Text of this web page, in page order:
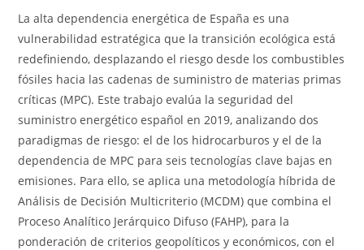
La alta dependencia energética de España es una
vulnerabilidad estratégica que la transición ecológica está
redefiniendo, desplazando el riesgo desde los combustibles
fósiles hacia las cadenas de suministro de materias primas
críticas (MPC). Este trabajo evalúa la seguridad del
suministro energético español en 2019, analizando dos
paradigmas de riesgo: el de los hidrocarburos y el de la
dependencia de MPC para seis tecnologías clave bajas en
emisiones. Para ello, se aplica una metodología híbrida de
Análisis de Decisión Multicriterio (MCDM) que combina el
Proceso Analítico Jerárquico Difuso (FAHP), para la
ponderación de criterios geopolíticos y económicos, con el